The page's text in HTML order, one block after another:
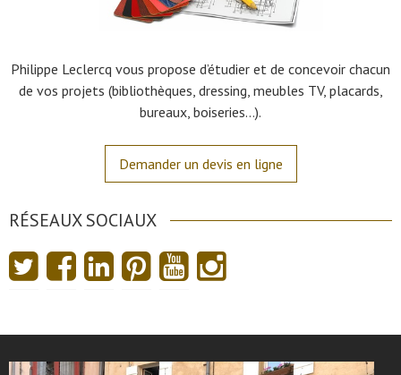
Philippe Leclercq vous propose d’étudier et de concevoir chacun
de vos projets (bibliothèques, dressing, meubles TV, placards,
bureaux, boiseries…).
Demander un devis en ligne
RÉSEAUX SOCIAUX